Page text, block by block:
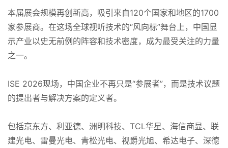
本届展会规模再创新高，吸引来自120个国家和地区的1700
家参展商。在这场全球视听技术的“风向标”舞台上，中国显
示产业以史无前例的阵容和技术密度，成为最受关注的力量
之一。
ISE 2026现场，中国企业不再只是“参展者”，而是技术议题
的提出者与解决方案的定义者。
包括京东方、利亚德、洲明科技、TCL华星、海信商显、联
建光电、雷曼光电、青松光电、视爵光旭、希达电子、深德